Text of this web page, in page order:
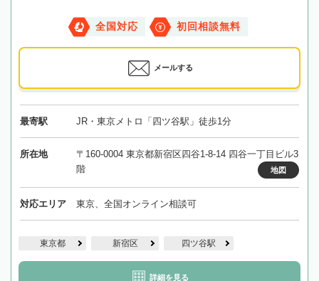
全国対応 初回相談無料
メールする
最寄駅 JR・東京メトロ「四ツ谷駅」徒歩1分
所在地
〒160-0004 東京都新宿区四谷1-8-14 四谷一丁目ビル3
階
地図
対応エリア 東京、全国オンライン相談可
東京都 新宿区 四ツ谷駅
詳細を見る